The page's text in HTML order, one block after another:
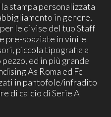
stampa personalizzata
in genere,
le divise del tuo Staff
pre-spaziate in vinile
piccola tipografia a
ed in più grande
As Roma ed Fc
in pantofole/infradito
di calcio di Serie A